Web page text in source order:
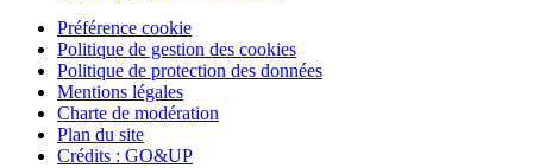
Préférence cookie
Politique de gestion des cookies
Politique de protection des données
Mentions légales
Charte de modération
Plan du site
Crédits : GO&UP